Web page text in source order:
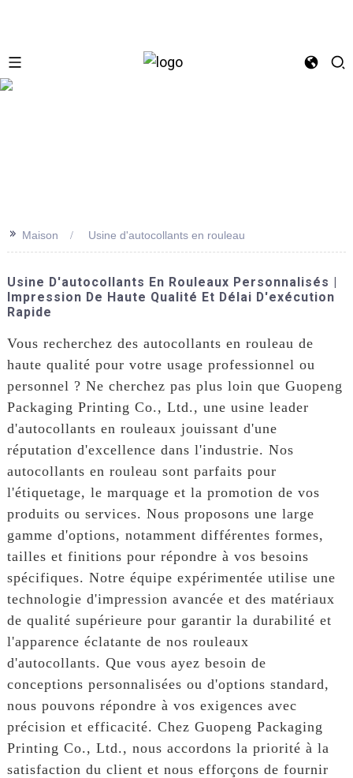
>> Maison Usine d'autocollants en rouleau
Usine D'autocollants En Rouleaux Personnalisés |
Impression De Haute Qualité Et Délai D'exécution
Rapide
Vous recherchez des autocollants en rouleau de
haute qualité pour votre usage professionnel ou
personnel ? Ne cherchez pas plus loin que Guopeng
Packaging Printing Co., Ltd., une usine leader
d'autocollants en rouleaux jouissant d'une
réputation d'excellence dans l'industrie. Nos
autocollants en rouleau sont parfaits pour
l'étiquetage, le marquage et la promotion de vos
produits ou services. Nous proposons une large
gamme d'options, notamment différentes formes,
tailles et finitions pour répondre à vos besoins
spécifiques. Notre équipe expérimentée utilise une
technologie d'impression avancée et des matériaux
de qualité supérieure pour garantir la durabilité et
l'apparence éclatante de nos rouleaux
d'autocollants. Que vous ayez besoin de
conceptions personnalisées ou d'options standard,
nous pouvons répondre à vos exigences avec
précision et efficacité. Chez Guopeng Packaging
Printing Co., Ltd., nous accordons la priorité à la
satisfaction du client et nous efforçons de fournir